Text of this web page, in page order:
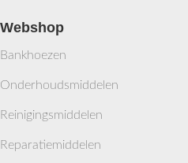
Webshop
Bankhoezen
Onderhoudsmiddelen
Reinigingsmiddelen
Reparatiemiddelen